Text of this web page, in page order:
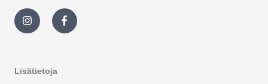
I
n
s
t
r
a
F
a
c
e
Lisätietoja